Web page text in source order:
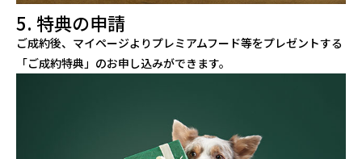
5. 特典の申請
ご成約後、マイページよりプレミアムフード等をプレゼントする
「ご成約特典」のお申し込みができます。